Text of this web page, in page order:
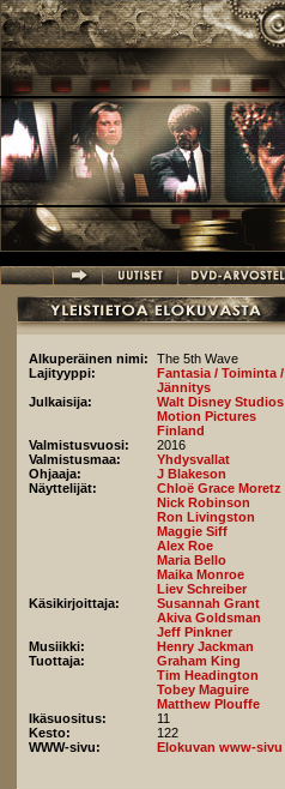
Hyppää pääsisältöön
Alkuperäinen nimi:
The 5th Wave
Lajityyppi:
Fantasia / Toiminta /
Jännitys
Julkaisija:
Walt Disney Studios
Motion Pictures
Finland
Valmistusvuosi:
2016
Valmistusmaa:
Yhdysvallat
Ohjaaja:
J Blakeson
Näyttelijät:
Chloë Grace Moretz
Nick Robinson
Ron Livingston
Maggie Siff
Alex Roe
Maria Bello
Maika Monroe
Liev Schreiber
Käsikirjoittaja:
Susannah Grant
Akiva Goldsman
Jeff Pinkner
Musiikki:
Henry Jackman
Tuottaja:
Graham King
Tim Headington
Tobey Maguire
Matthew Plouffe
Ikäsuositus:
11
Kesto:
122
WWW-sivu:
Elokuvan www-sivu